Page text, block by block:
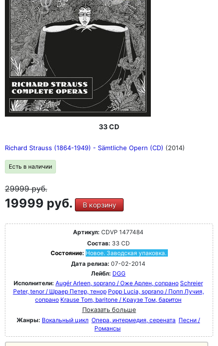
33 CD
Richard Strauss (1864-1949) - Sämtliche Opern (CD) (2014)
Есть в наличии
29999руб.
19999 руб. В корзину
Артикул: CDVP 1477484
Состав: 33 CD
Состояние: Новое. Заводская упаковка.
Дата релиза: 07-02-2014
Лейбл: DGG
Исполнители: Augér Arleen, soprano / Оже Арлен, сопрано Schreier
Peter, tenor / Шраер Петер, тенор Popp Lucia, soprano / Попп Лучия,
сопрано Krause Tom, baritone / Краузе Том, баритон
Показать больше
Жанры: Вокальный цикл Опера, интермедия, серената Песни /
Романсы